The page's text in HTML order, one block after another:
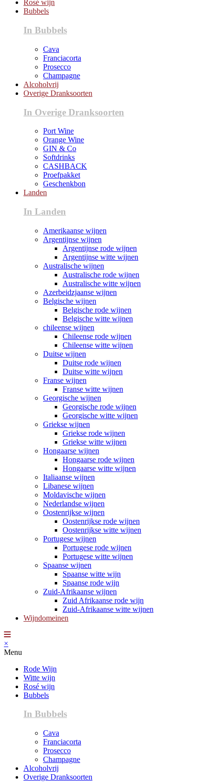
Rosé wijn
Bubbels
In Bubbels
Cava
Franciacorta
Prosecco
Champagne
Alcoholvrij
Overige Dranksoorten
In Overige Dranksoorten
Port Wine
Orange Wine
GIN & Co
Softdrinks
CASHBACK
Proefpakket
Geschenkbon
Landen
In Landen
Amerikaanse wijnen
Argentijnse wijnen
Argentijnse rode wijnen
Argentijnse witte wijnen
Australische wijnen
Australische rode wijnen
Australische witte wijnen
Azerbeidzjaanse wijnen
Belgische wijnen
Belgische rode wijnen
Belgische witte wijnen
chileense wijnen
Chileense rode wijnen
Chileense witte wijnen
Duitse wijnen
Duitse rode wijnen
Duitse witte wijnen
Franse wijnen
Franse witte wijnen
Georgische wijnen
Georgische rode wijnen
Georgische witte wijnen
Griekse wijnen
Griekse rode wijnen
Griekse witte wijnen
Hongaarse wijnen
Hongaarse rode wijnen
Hongaarse witte wijnen
Italiaanse wijnen
Libanese wijnen
Moldavische wijnen
Nederlandse wijnen
Oostenrijkse wijnen
Oostenrijkse rode wijnen
Oostenrijkse witte wijnen
Portugese wijnen
Portugese rode wijnen
Portugese witte wijnen
Spaanse wijnen
Spaanse witte wijn
Spaanse rode wijn
Zuid-Afrikaanse wijnen
Zuid Afrikaanse rode wijn
Zuid-Afrikaanse witte wijnen
Wijndomeinen
×
Menu
Rode Wijn
Witte wijn
Rosé wijn
Bubbels
In Bubbels
Cava
Franciacorta
Prosecco
Champagne
Alcoholvrij
Overige Dranksoorten